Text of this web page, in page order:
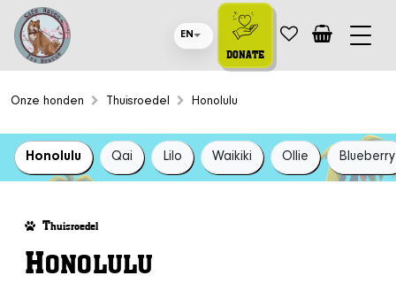
EN
DONATE
Onze honden Thuisroedel Honolulu
Honolulu Qai Lilo Waikiki Ollie Blueberry
Thuisroedel
HONOLULU